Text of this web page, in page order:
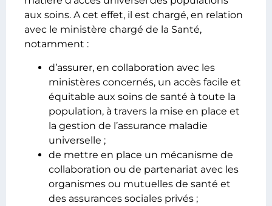
aux soins. A cet effet, il est chargé, en relation
avec le ministère chargé de la Santé,
notamment :
d’assurer, en collaboration avec les
ministères concernés, un accès facile et
équitable aux soins de santé à toute la
population, à travers la mise en place et
la gestion de l’assurance maladie
universelle ;
de mettre en place un mécanisme de
collaboration ou de partenariat avec les
organismes ou mutuelles de santé et
des assurances sociales privés ;